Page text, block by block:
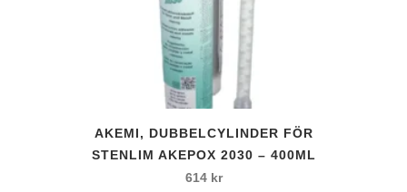
AKEMI, DUBBELCYLINDER FÖR
STENLIM AKEPOX 2030 – 400ML
614 kr